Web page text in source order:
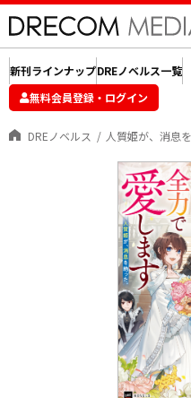
新刊ラインナップDREノベルス一覧
無料会員登録・ログイン
DREノベルス 人質姫が、消息を絶った